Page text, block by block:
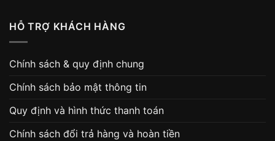
HỖ TRỢ KHÁCH HÀNG
Chính sách & quy định chung
Chính sách bảo mật thông tin
Quy định và hình thức thanh toán
Chính sách đổi trả hàng và hoàn tiền